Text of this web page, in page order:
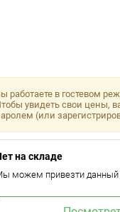
работаете в гостевом
увидеть свои цены,
(или
на складе
можем привезти данный